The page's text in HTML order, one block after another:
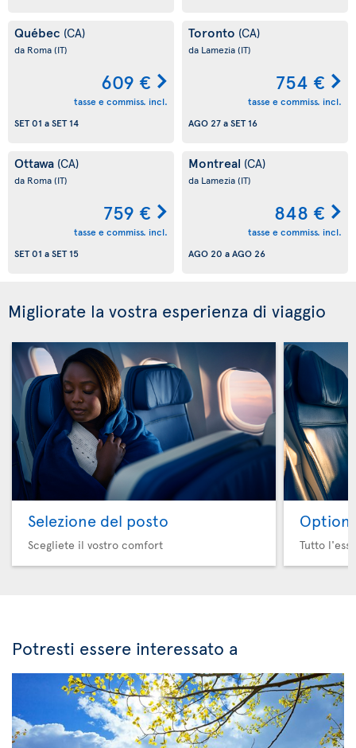
Québec (CA)
da Roma(IT)
609 €
tasse e commiss. incl.
SET 01 aSET 14
Toronto (CA)
da Lamezia(IT)
754 €
tasse e commiss. incl.
AGO 27aSET 16
Ottawa (CA)
da Roma(IT)
759 €
tasse e commiss. incl.
SET 01 aSET 15
Montreal (CA)
da Lamezia(IT)
848 €
tasse e commiss. incl.
AGO 20 aAGO 26
Migliorate la vostra esperienza di viaggio
Selezione del posto
Scegliete il vostro comfort
Option
Tutto
Potresti essere interessato a